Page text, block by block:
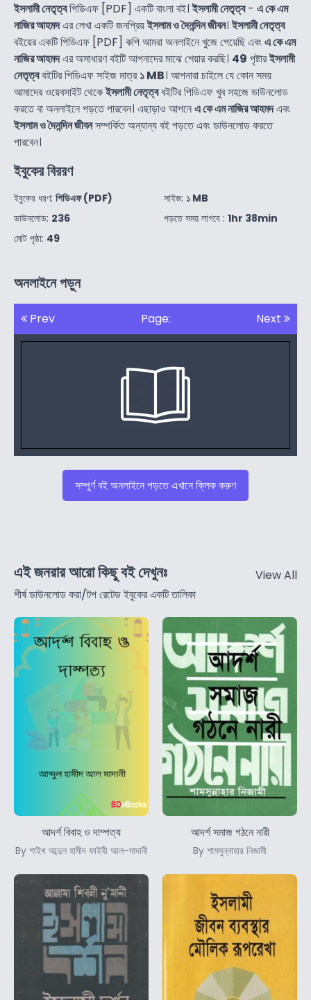
ইসলামী নেতৃত্বপিডিএফ [PDF] একটি বাংলা বই। ইসলামী নেতৃত্ব- এ কে এম
নাজির আহমদএর লেখা একটি জনপ্রিয়ইসলাম ও দৈনন্দিন জীবন। ইসলামী নেতৃত্ব
বইয়ের একটি পিডিএফ [PDF] কপি আমরা অনলাইনে খুজে পেয়েছি এবংএ কে এম
নাজির আহমদএর অসাধারণ বইটি আপনাদের মাঝে শেয়ার করছি। 49 পৃষ্টারইসলামী
নেতৃত্ববইটির পিডিএফ সাইজ মাত্র১ MB। আপনারা চাইলে যে কোন সময়
আমাদের ওয়েবসাইট থেকেইসলামী নেতৃত্ববইটির পিডিএফ খুব সহজে ডাউনলোড
করতে বা অনলাইনে পড়তে পারবেন। এছাড়াও আপনেএ কে এম নাজির আহমদএবং
ইসলাম ও দৈনন্দিন জীবনসম্পর্কিত অন্যান্য বই পড়তে এবং ডাউনলোড করতে
পারবেন।
ইবুকের বিররণ
ইবুকের ধরণ: পিডিএফ (PDF)
ডাউনলোড: 236
মোট পৃষ্ঠা: 49
সাইজ: ১ MB
পড়তে সময় লাগবে : 1hr 38min
অনলাইনে পড়ুন
Prev Page: Next
সম্পুর্ণ বই অনলাইনে পড়তে এখানে ক্লিক করুণ
এই জনরার আরো কিছু বই দেখুনঃ
শীর্ষ ডাউনলোড করা/টপ রেটেড ইবুকের একটি তালিকা
View All
আদর্শ বিবাহ ও দাম্পত্য
By শাইখ আব্দুল হামীদ ফাইযী আল-মাদানী
আদর্শ সমাজ গঠনে নারী
By শামসুন্নাহার নিজামী